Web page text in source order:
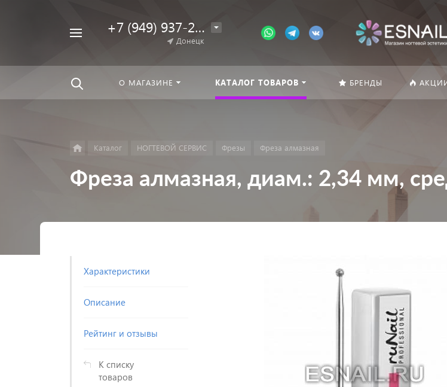
+7 (949) 937-25-64
Донецк
О МАГАЗИНЕ КАТАЛОГ ТОВАРОВ БРЕНДЫ
Каталог НОГТЕВОЙ СЕРВИС Фрезы Фреза алмазная
Фреза алмазная, диам.: 2,34 мм,
Характеристики
Описание
Рейтинг и отзывы
К списку
товаров